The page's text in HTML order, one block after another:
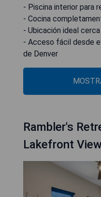
- Piscina interior para
- Cocina
- Ubicación ideal
- Acceso fácil desde
de Denver
Rambler's
Lakefront